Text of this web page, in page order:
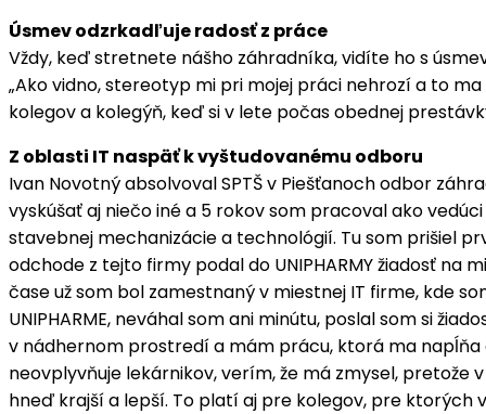
Úsmev odzrkadľuje radosť z práce
Vždy, keď stretnete nášho záhradníka, vidíte ho s
„Ako vidno, stereotyp mi pri mojej práci nehrozí a to
kolegov a kolegýň, keď si v lete počas obednej
Z oblasti IT naspäť k vyštudovanému odboru
Ivan Novotný absolvoval SPTŠ v Piešťanoch odbor
vyskúšať aj niečo iné a 5 rokov som pracoval ako
stavebnej mechanizácie a technológií. Tu som prišiel
odchode z tejto firmy podal do UNIPHARMY žiadosť
čase už som bol zamestnaný v miestnej IT firme, kde
UNIPHARME, neváhal som ani minútu, poslal som si
v nádhernom prostredí a mám prácu, ktorá ma napĺňa
neovplyvňuje lekárnikov, verím, že má zmysel, pretože
hneď krajší a lepší. To platí aj pre kolegov, pre